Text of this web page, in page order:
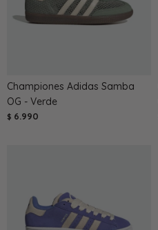
Championes Adidas Samba
OG - Verde
$ 6.990